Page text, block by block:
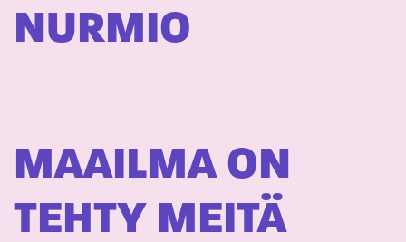
NURMIO
MAAILMA ON
TEHTY MEITÄ